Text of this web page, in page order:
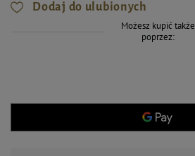
Dodaj do ulubionych
Możesz kupić także
poprzez: